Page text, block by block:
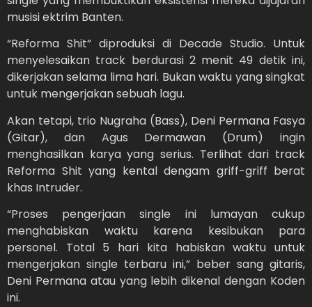
musisi ektrim Banten.
“Reforma Shit” diproduksi di Decade Studio. Untuk
menyelesaikan track berdurasi 2 menit 49 detik ini,
dikerjakan selama lima hari. Bukan waktu yang singkat
untuk mengerjakan sebuah lagu.
Akan tetapi, trio Nugraha (Bass), Deni Permana Fasya
(Gitar), dan Agus Dermawan (Drum) ingin
menghasilkan karya yang serius. Terlihat dari track
Reforma Shit yang kental dengam griff-griff berat
khas Intruder.
“Proses pengerjaan single ini lumayan cukup
menghabiskan waktu karena kesibukan para
personel. Total 5 hari kita habiskan waktu untuk
mengerjakan single terbaru ini,” beber sang gitaris,
Deni Permana atau yang lebih dikenal dengan Koden
ini.